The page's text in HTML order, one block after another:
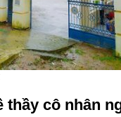
cô nhân